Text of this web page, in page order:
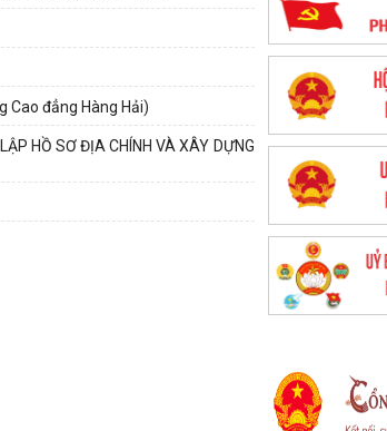
Cao đẳng Hàng Hải)
HỒ SƠ ĐỊA CHÍNH VÀ XÂY DỰNG